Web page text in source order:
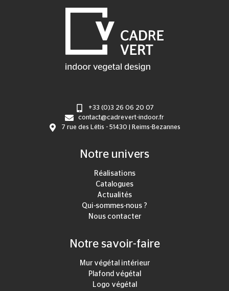
+33 (0)3 26 06 20 07
contact@cadrevert-indoor.fr
7 rue des Létis - 51430 | Reims-Bezannes
Notre univers
Réalisations
Catalogues
Actualités
Qui-sommes-nous ?
Nous contacter
Notre savoir-faire
Mur végétal intérieur
Plafond végétal
Logo végétal